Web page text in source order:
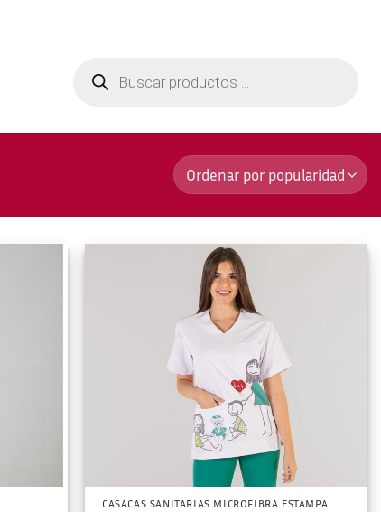
productos
CASACAS SANITARIAS MICROFIBRA ESTAMPADA